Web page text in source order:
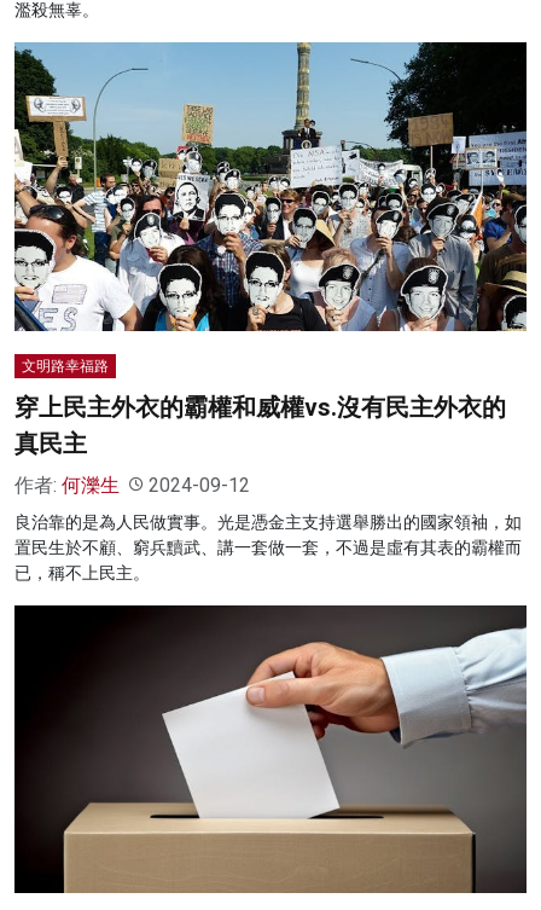
濫殺無辜。
文明路幸福路
穿上民主外衣的霸權和威權vs.沒有民主外衣的
真民主
作者: 何濼生 2024-09-12
良治靠的是為人民做實事。光是憑金主支持選舉勝出的國家領袖，如
置民生於不顧、窮兵黷武、講一套做一套，不過是虛有其表的霸權而
已，稱不上民主。